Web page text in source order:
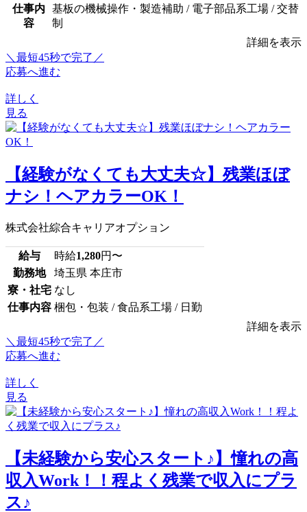
仕事内
容
基板の機械操作・製造補助 / 電子部品系工場 / 交替
制
詳細を表示
＼最短45秒で完了／
応募へ進む
詳しく
見る
【経験がなくても大丈夫☆】残業ほぼ
ナシ！ヘアカラーOK！
株式会社綜合キャリアオプション
給与 時給1,280円〜
勤務地
埼玉県 本庄市
寮・社宅 なし
仕事内容 梱包・包装 / 食品系工場 / 日勤
詳細を表示
＼最短45秒で完了／
応募へ進む
詳しく
見る
【未経験から安心スタート♪】憧れの高
収入Work！！程よく残業で収入にプラ
ス♪